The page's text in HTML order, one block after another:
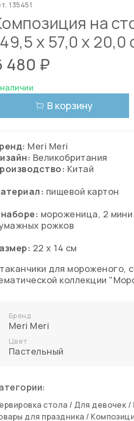
135451
на
x 57,0 x 20,0
480 ₽
В корзину
Meri Meri
Великобритания
Китай
пищевой картон
мороженица, 2
рожков
22 х 14 см
для мороженого,
коллекции
Бренд
Meri Meri
Цвет
Пастельный
стола / Для девочек /
для праздника /